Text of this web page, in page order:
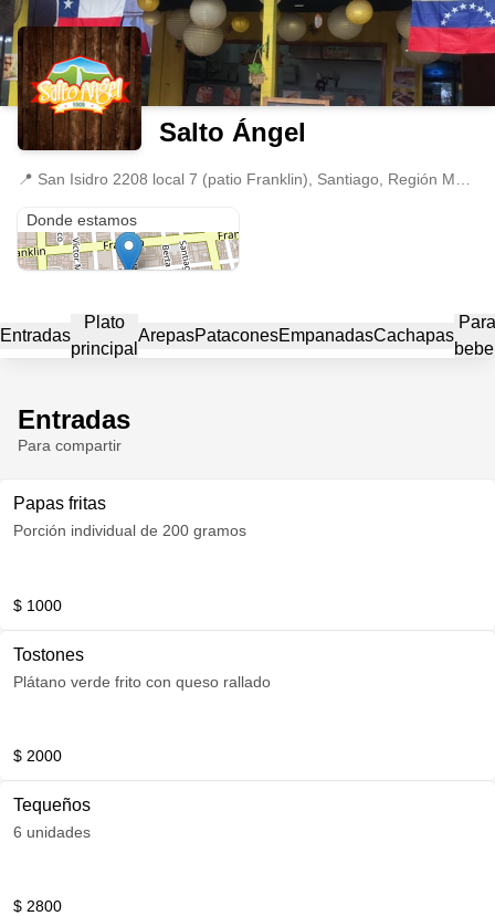
Salto Ángel
📍
Donde estamos
Entradas
Plato
principal
ArepasPataconesEmpanadasCachapas
Para
Entradas
Para compartir
Papas fritas
Porción individual de 200 gramos
$ 1000
Tostones
Plátano verde frito con queso rallado
$ 2000
Tequeños
6 unidades
$ 2800